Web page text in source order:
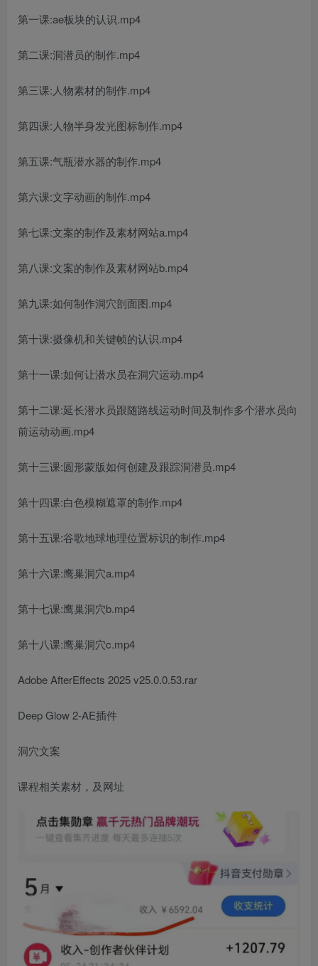
第一课:ae板块的认识.mp4
第二课:洞潜员的制作.mp4
第三课:人物素材的制作.mp4
第四课:人物半身发光图标制作.mp4
第五课:气瓶潜水器的制作.mp4
第六课:文字动画的制作.mp4
第七课:文案的制作及素材网站a.mp4
第八课:文案的制作及素材网站b.mp4
第九课:如何制作洞穴剖面图.mp4
第十课:摄像机和关键帧的认识.mp4
第十一课:如何让潜水员在洞穴运动.mp4
第十二课:延长潜水员跟随路线运动时间及制作多个潜水员向
前运动动画.mp4
第十三课:圆形蒙版如何创建及跟踪洞潜员.mp4
第十四课:白色模糊遮罩的制作.mp4
第十五课:谷歌地球地理位置标识的制作.mp4
第十六课:鹰巢洞穴a.mp4
第十七课:鹰巢洞穴b.mp4
第十八课:鹰巢洞穴c.mp4
Adobe AfterEffects 2025 v25.0.0.53.rar
Deep Glow 2-AE插件
洞穴文案
课程相关素材，及网址